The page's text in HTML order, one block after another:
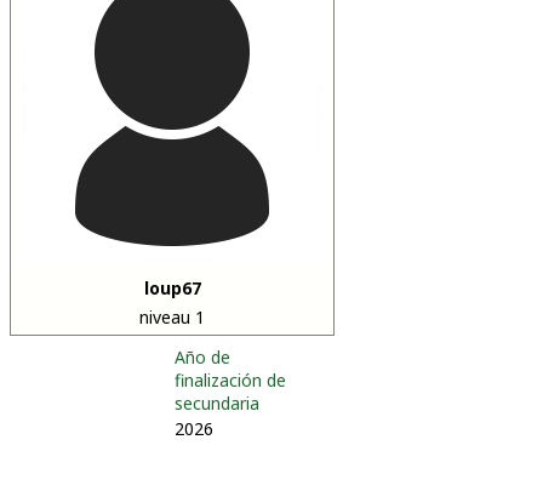
loup67
niveau 1
Año de
finalización de
secundaria
2026